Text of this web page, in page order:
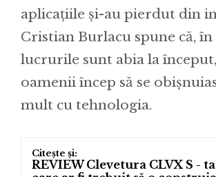
aplicațiile și-au pierdut din
Cristian Burlacu spune că, în
lucrurile sunt abia la
oamenii încep să se
mult cu tehnologia.
REVIEW Clevetura CLVX S -